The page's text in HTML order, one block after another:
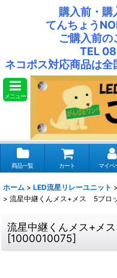
購入前・購
てんちょう
ご購入前の
TEL
ネコポス対応商品は全
メニュー
商品一覧 カート マイペ
ホーム > LED流星リレーユニット >
> 流星中継くんメス+メス 5ブロ
流星中継くんメス+メ
[1000010075]